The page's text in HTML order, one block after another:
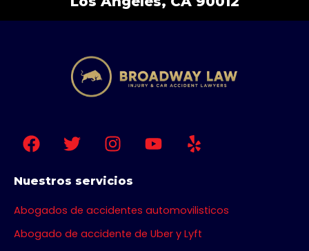
F
a
e
b
o
o
T
w
t
t
e
r
I
n
t
a
g
r
Y
o
u
b
e
Y
e
Nuestros servicios
Abogados de accidentes automovilisticos
Abogado de accidente de Uber y Lyft